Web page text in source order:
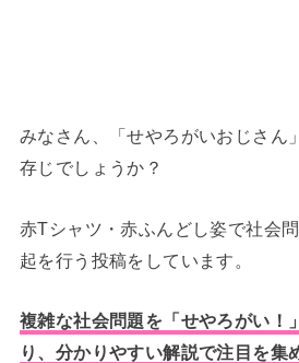
みなさん、「せやろがいおじさん
存じでしょうか？
赤Tシャツ・赤ふんどし姿で社会
起を行う投稿をしています。
複雑な社会問題を「せやろがい！
り、分かりやすい解説で注目を集